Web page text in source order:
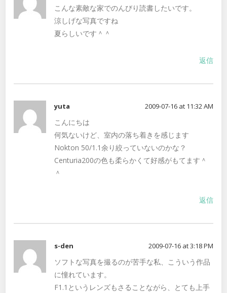
こんな素敵な家でのんびり読書したいです。
涼しげな写真ですね
夏らしいです＾＾
返信
yuta 2009-07-16 at 11:32 AM
こんにちは
何気ないけど、室内の落ち着きを感じます
Nokton 50/1.1余り絞っていないのかな？
Centuria200の色も柔らかくて好感がもてます＾
＾
返信
s-den 2009-07-16 at 3:18 PM
ソフトな写真を撮るのが苦手な私、こういう作品
に憧れています。
F1.1というレンズもさることながら、とても上手